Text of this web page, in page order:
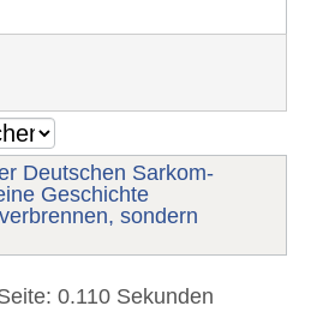
Deutschen Sarkom-
Geschichte
sondern
0.110 Sekunden